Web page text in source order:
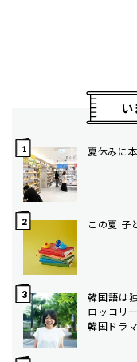
夏休みに
この夏 子
韓国語は
ロッコリ
韓国ドラ